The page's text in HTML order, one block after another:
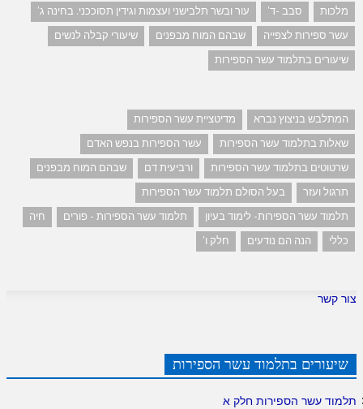
מלכות
סבב -ד'
עור ובשר תלבישני ועצמות וגידין תסוככני. בחינה ג'
עשר ספירות לצפייה
שבהם המוח מבפנים
שיעורי קבלה לנשים
שיעורים בתלמוד עשר הספירות
המתלבש בניצוץ נברא
מדיטציית עשר הספירות
שאלות בתלמוד עשר הספירות
עשר הספירות בנפש האדם
שרטוטים בתלמוד עשר הספירות
ורביעית דם
שבהם המוח מבפנים
תרגול ועזר
בעל הסולם תלמוד עשר הספירות
תלמוד עשר הספירות- לימוד בעיון
תלמוד עשר הספירות - פורים
חיה
כללי
הנה הם נודעים חלק ו'
צור קשר
שיעורים בתלמוד עשר הספירות
תלמוד עשר הספירות חלק א